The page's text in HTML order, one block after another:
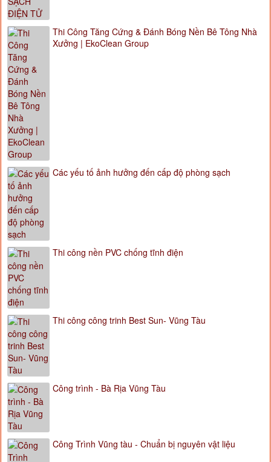
Thi Công Tăng Cứng & Đánh Bóng Nền Bê Tông Nhà
Xưởng | EkoClean Group
Các yếu tố ảnh hưởng đến cấp độ phòng sạch
Thi công nền PVC chống tĩnh điện
Thi công công trinh Best Sun- Vũng Tàu
Công trình - Bà Rịa Vũng Tàu
Công Trình Vũng tàu - Chuẩn bị nguyên vật liệu